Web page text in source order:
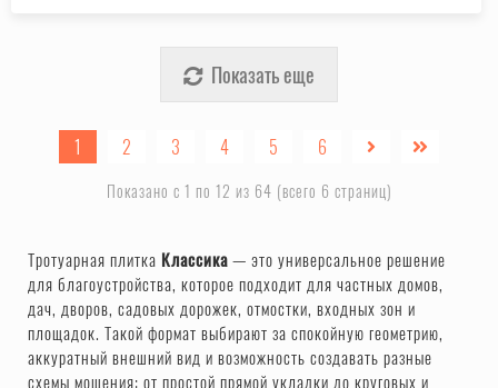
Показать еще
1 2 3 4 5 6
Показано с 1 по 12 из 64 (всего 6 страниц)
Тротуарная плитка Классика— это универсальное решение
для благоустройства, которое подходит для частных домов,
дач, дворов, садовых дорожек, отмостки, входных зон и
площадок. Такой формат выбирают за спокойную геометрию,
аккуратный внешний вид и возможность создавать разные
схемы мощения: от простой прямой укладки до круговых и